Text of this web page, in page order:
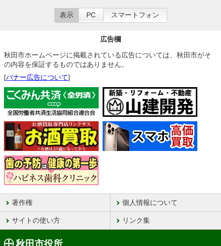
表示 PC スマートフォン
広告欄
秋田市ホームページに掲載されている広告については、秋田市がそ
の内容を保証するものではありません。
[バナー広告について]
著作権 個人情報について
サイトの使い方 リンク集
秋田市役所